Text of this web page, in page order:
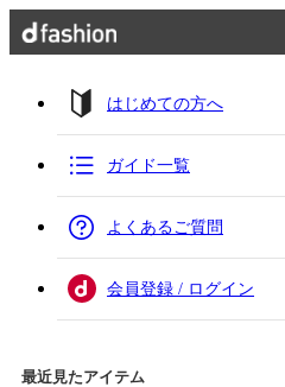
はじめての方へ
ガイド一覧
よくあるご質問
会員登録 / ログイン
最近見たアイテム